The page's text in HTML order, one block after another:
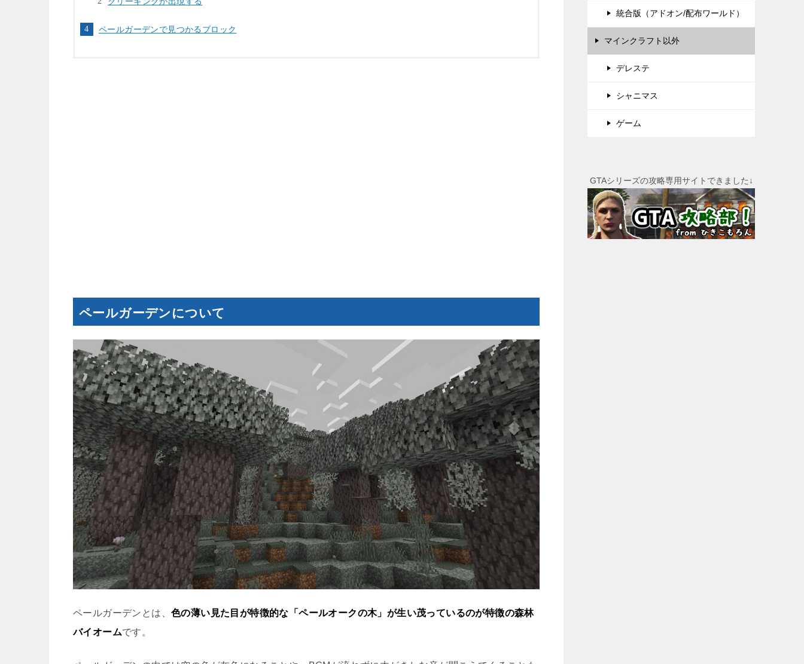
ペールガーデンで見つかるブロック
ペールガーデンについて
ペールガーデンとは、 色の薄い見た目が特徴的な「ペールオークの木」が生い茂っているのが特徴の森林
バイオームです。
統合版（アドオン/配布ワールド）
マインクラフト以外
デレステ
シャニマス
ゲーム
GTAシリーズの攻略専用サイトできました↓